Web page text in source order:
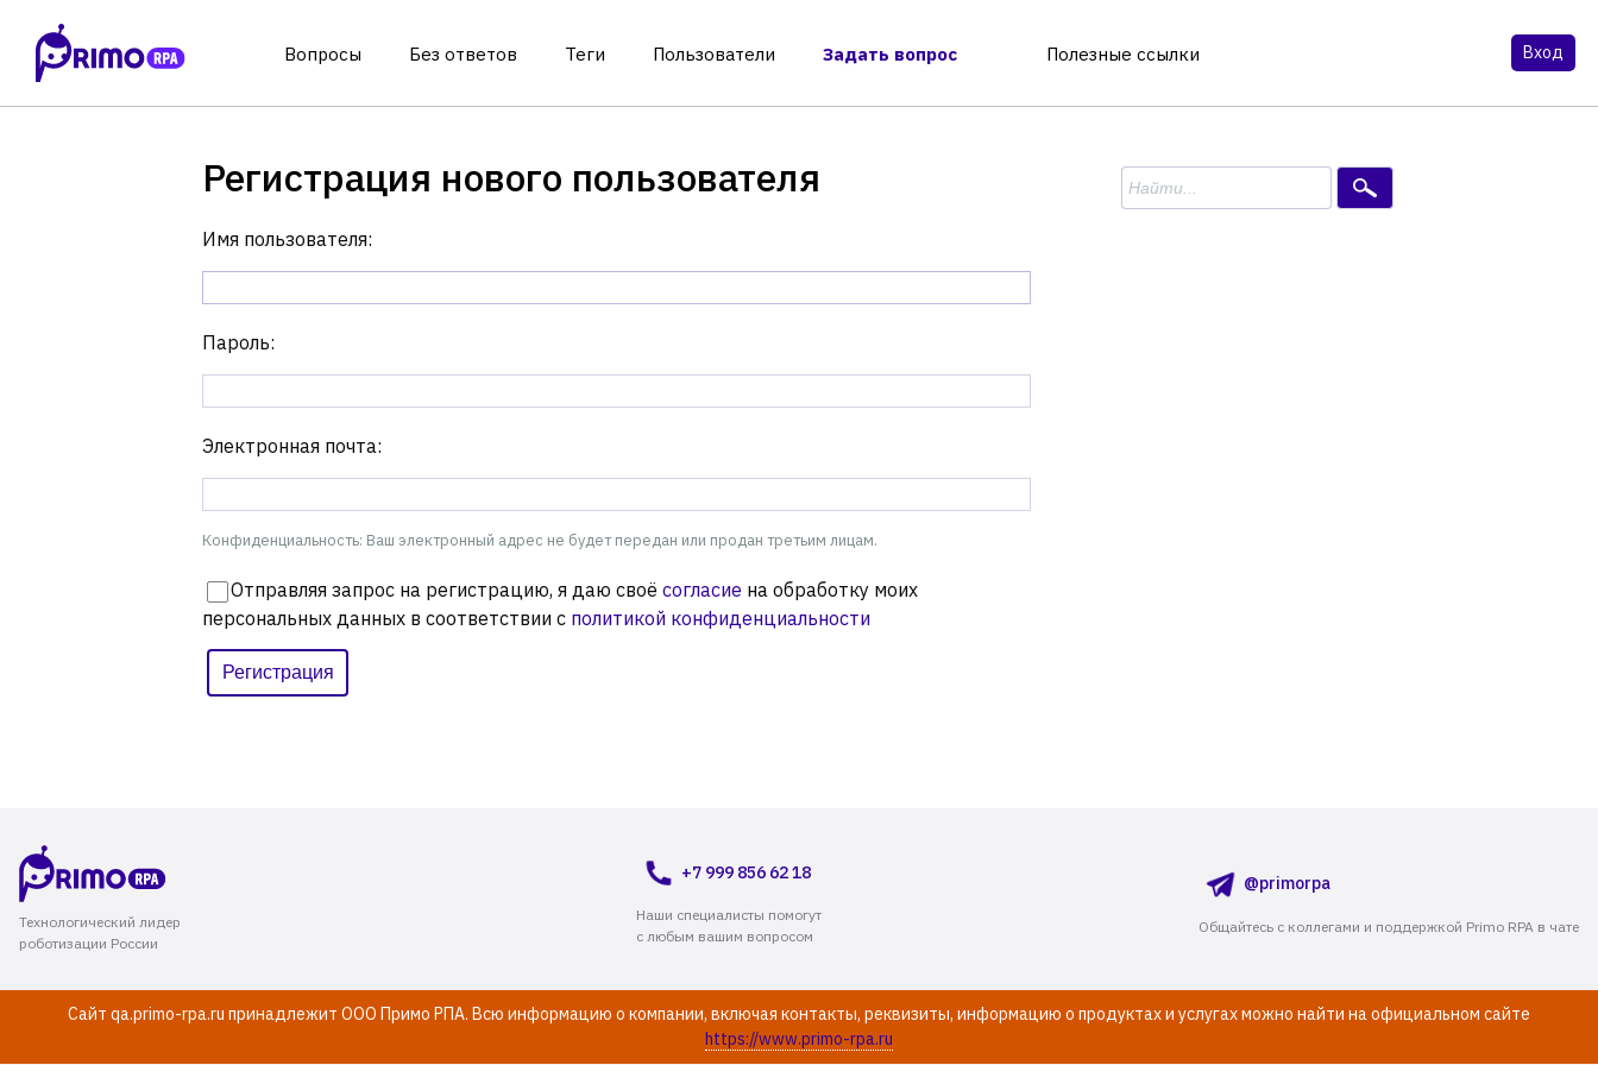
Вопросы Без ответов Теги Пользователи Задать вопрос Полезные ссылки Вход
Регистрация нового пользователя
Имя пользователя:
Пароль:
Электронная почта:
Конфиденциальность: Ваш электронный адрес не будет передан или продан третьим лицам.
Отправляя запрос на регистрацию, я даю своё согласие на обработку моих
персональных данных в соответствии с политикой конфиденциальности
Технологический лидер
роботизации России
+7 999 856 62 18
Наши специалисты помогут
с любым вашим вопросом
@primorpa
Общайтесь с коллегами и поддержкой Primo RPA в чате
Сайт qa.primo-rpa.ru принадлежит ООО Примо РПА. Всю информацию о компании, включая контакты, реквизиты, информацию о продуктах и услугах можно найти на официальном сайте
https://www.primo-rpa.ru